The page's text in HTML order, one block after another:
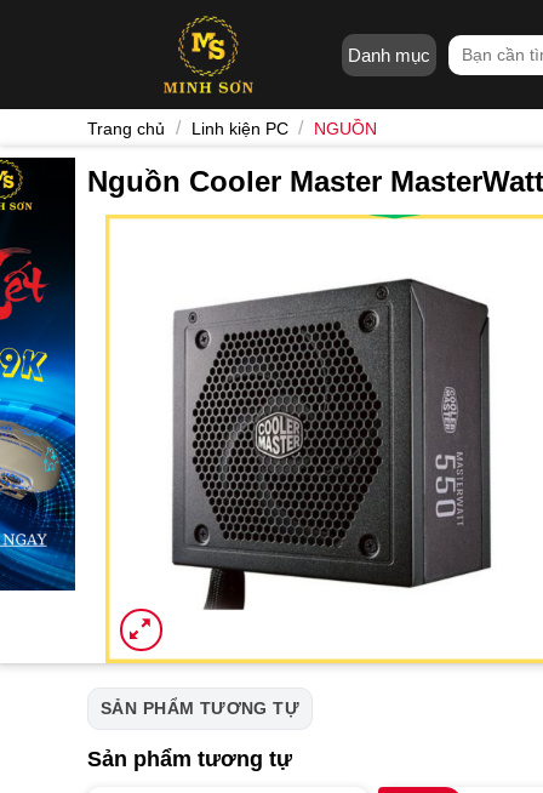
Danh mục
Tìm
kiếm:
Trang chủ / Linh kiện PC / NGUỒN
Nguồn Cooler Master
SẢN PHẨM TƯƠNG TỰ
Sản phẩm tương tự